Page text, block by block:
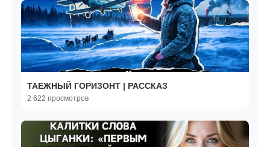
ТАЕЖНЫЙ ГОРИЗОНТ | РАССКАЗ
2 622 просмотров